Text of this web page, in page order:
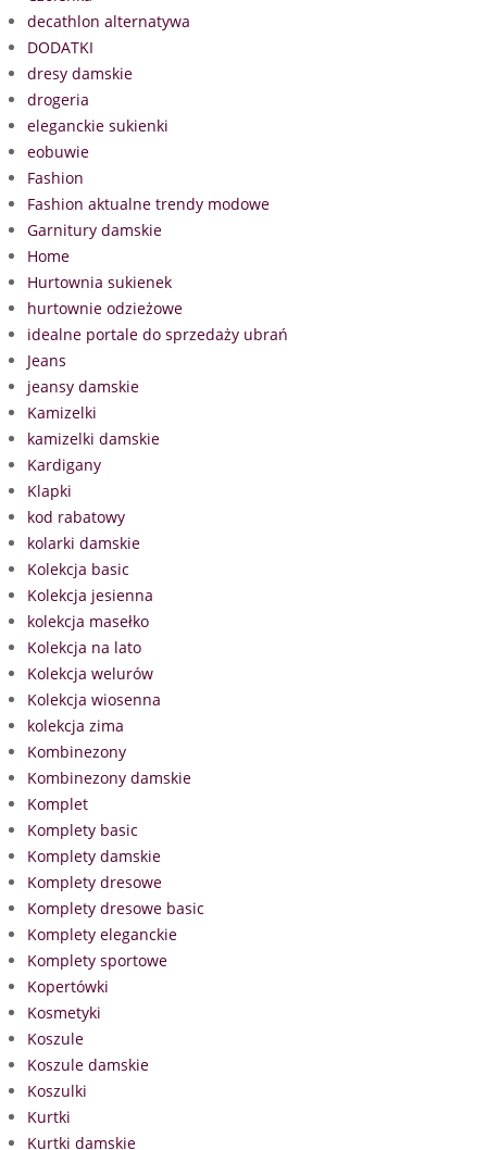
decathlon alternatywa
DODATKI
dresy damskie
drogeria
eleganckie sukienki
eobuwie
Fashion
Fashion aktualne trendy modowe
Garnitury damskie
Home
Hurtownia sukienek
hurtownie odzieżowe
idealne portale do sprzedaży ubrań
Jeans
jeansy damskie
Kamizelki
kamizelki damskie
Kardigany
Klapki
kod rabatowy
kolarki damskie
Kolekcja basic
Kolekcja jesienna
kolekcja masełko
Kolekcja na lato
Kolekcja welurów
Kolekcja wiosenna
kolekcja zima
Kombinezony
Kombinezony damskie
Komplet
Komplety basic
Komplety damskie
Komplety dresowe
Komplety dresowe basic
Komplety eleganckie
Komplety sportowe
Kopertówki
Kosmetyki
Koszule
Koszule damskie
Koszulki
Kurtki
Kurtki damskie